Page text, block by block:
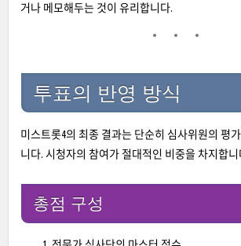
거나 메모해두는 것이 유리합니다.
투표의 반영 방식
미스트롯4의 최종 결과는 단순히 심사위원의 평
니다. 시청자의 참여가 절대적인 비중을 차지합니
총점 구성